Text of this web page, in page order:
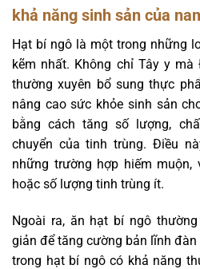
khả năng sinh sản của
Hạt bí ngô là một trong những
kẽm nhất. Không chỉ Tây y
thường xuyên bổ sung thực
nâng cao sức khỏe sinh sản
bằng cách tăng số lượng,
chuyển của tinh trùng. Điều
những trường hợp hiếm muộn,
hoặc số lượng tinh trùng ít.
Ngoài ra, ăn hạt bí ngô
giản để tăng cường bản lĩnh
trong hạt bí ngô có khả năng